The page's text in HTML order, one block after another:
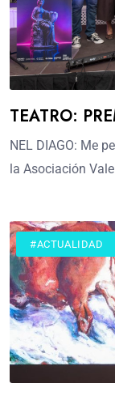
TEATRO:
NEL DIAGO: Me
la Asociación
#ACTUALIDAD